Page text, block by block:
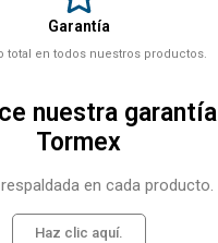
Garantía
total en todos nuestros productos.
nuestra garantía
Tormex
en cada producto.
Haz clic aquí.